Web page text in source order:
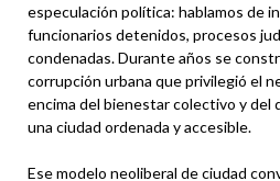
especulación política: hablamos de
funcionarios detenidos, procesos
condenadas. Durante años se
corrupción urbana que privilegió el
encima del bienestar colectivo y del
una ciudad ordenada y accesible.
Ese modelo neoliberal de ciudad